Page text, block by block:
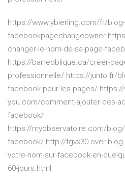
https://www.ybierling.com/fr/
facebookpagechangeowner
changer-le-nom-de-sa-page-
https://barreoblique.ca/creer-
professionnelle/ https://junto.fr/
facebook-pour-les-pages/
you.com/comment-ajouter-des-
facebook/
https://myobservatoire.com/
facebook/ http://tgvx30.over-
votre-nom-sur-facebook-en-
60-jours.html